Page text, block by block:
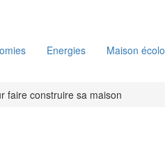
Energies Maison écolo
faire construire sa maison